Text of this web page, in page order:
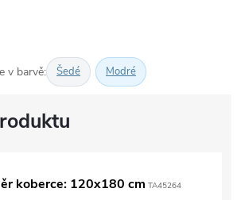
v barvě: Šedé Modré
koberce: 120x180 cm TA45264